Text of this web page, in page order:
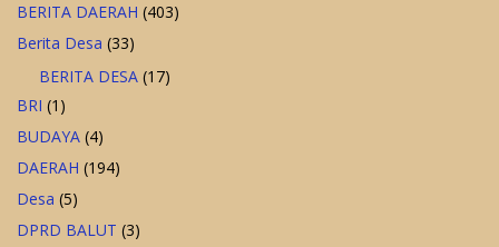
BERITA DAERAH (403)
Berita Desa (33)
BERITA DESA (17)
BRI (1)
BUDAYA (4)
DAERAH (194)
Desa (5)
DPRD BALUT (3)